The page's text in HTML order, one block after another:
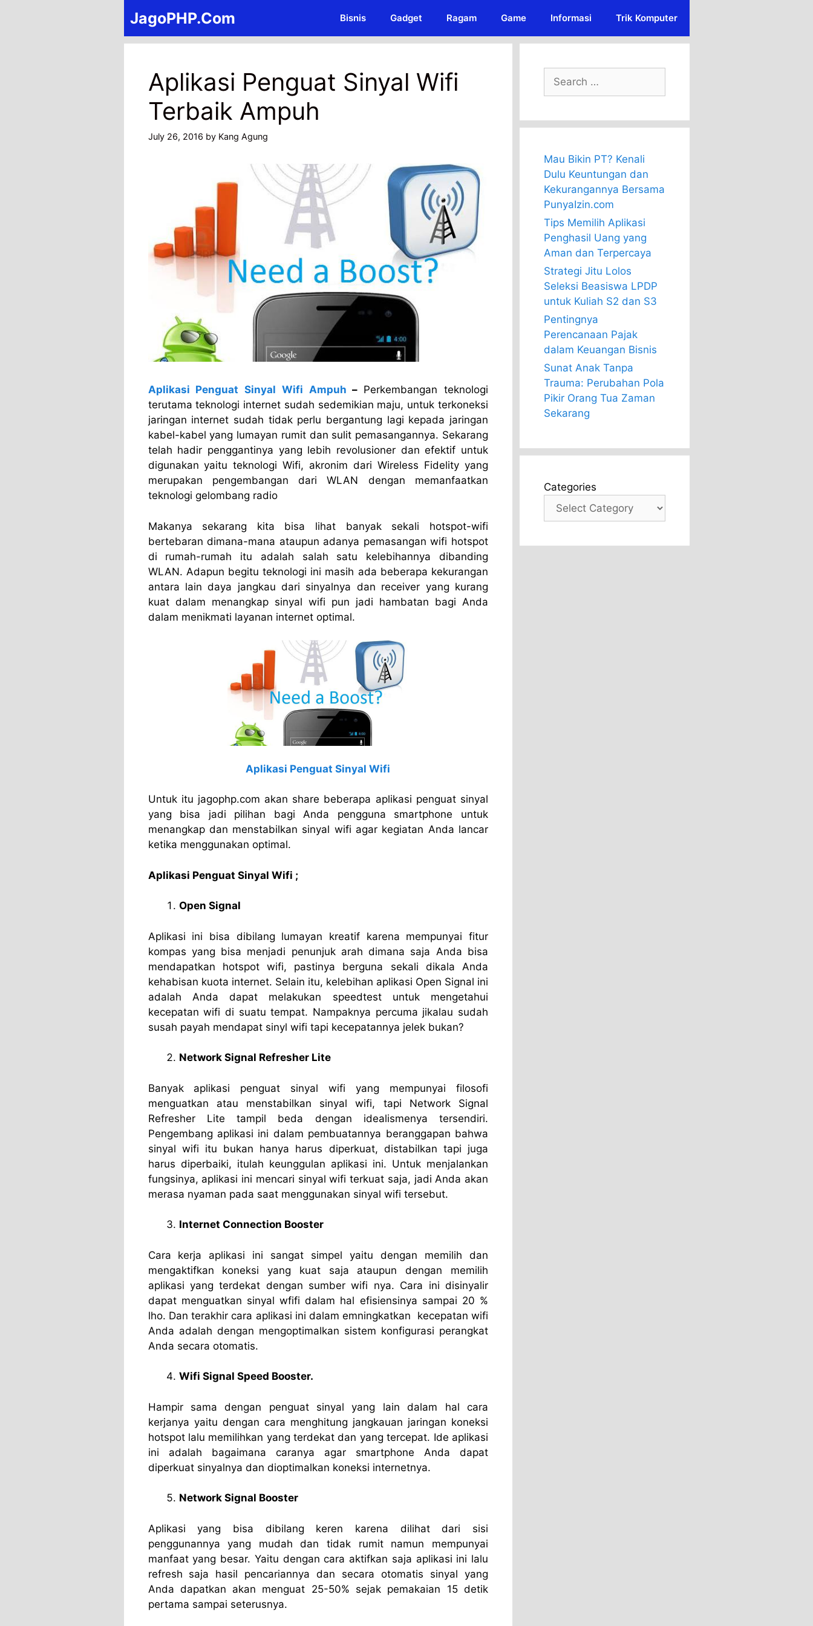
JagoPHP.Com Bisnis Gadget Ragam Game Informasi Trik Komputer
Aplikasi Penguat Sinyal Wifi
Terbaik Ampuh
July 26, 2016 by Kang Agung
Aplikasi Penguat Sinyal Wifi Ampuh – Perkembangan teknologi
terutama teknologi internet sudah sedemikian maju, untuk terkoneksi
jaringan internet sudah tidak perlu bergantung lagi kepada jaringan
kabel-kabel yang lumayan rumit dan sulit pemasangannya. Sekarang
telah hadir penggantinya yang lebih revolusioner dan efektif untuk
digunakan yaitu teknologi Wifi, akronim dari Wireless Fidelity yang
merupakan pengembangan dari WLAN dengan memanfaatkan
teknologi gelombang radio
Makanya sekarang kita bisa lihat banyak sekali hotspot-wifi
bertebaran dimana-mana ataupun adanya pemasangan wifi hotspot
di rumah-rumah itu adalah salah satu kelebihannya dibanding
WLAN. Adapun begitu teknologi ini masih ada beberapa kekurangan
antara lain daya jangkau dari sinyalnya dan receiver yang kurang
kuat dalam menangkap sinyal wifi pun jadi hambatan bagi Anda
dalam menikmati layanan internet optimal.
Aplikasi Penguat Sinyal Wifi
Untuk itu jagophp.com akan share beberapa aplikasi penguat sinyal
yang bisa jadi pilihan bagi Anda pengguna smartphone untuk
menangkap dan menstabilkan sinyal wifi agar kegiatan Anda lancar
ketika menggunakan optimal.
Aplikasi Penguat Sinyal Wifi ;
Open Signal
Aplikasi ini bisa dibilang lumayan kreatif karena mempunyai fitur
kompas yang bisa menjadi penunjuk arah dimana saja Anda bisa
mendapatkan hotspot wifi, pastinya berguna sekali dikala Anda
kehabisan kuota internet. Selain itu, kelebihan aplikasi Open Signal ini
adalah Anda dapat melakukan speedtest untuk mengetahui
kecepatan wifi di suatu tempat. Nampaknya percuma jikalau sudah
susah payah mendapat sinyl wifi tapi kecepatannya jelek bukan?
Network Signal Refresher Lite
Banyak aplikasi penguat sinyal wifi yang mempunyai filosofi
menguatkan atau menstabilkan sinyal wifi, tapi Network Signal
Refresher Lite tampil beda dengan idealismenya tersendiri.
Pengembang aplikasi ini dalam pembuatannya beranggapan bahwa
sinyal wifi itu bukan hanya harus diperkuat, distabilkan tapi juga
harus diperbaiki, itulah keunggulan aplikasi ini. Untuk menjalankan
fungsinya, aplikasi ini mencari sinyal wifi terkuat saja, jadi Anda akan
merasa nyaman pada saat menggunakan sinyal wifi tersebut.
Internet Connection Booster
Cara kerja aplikasi ini sangat simpel yaitu dengan memilih dan
mengaktifkan koneksi yang kuat saja ataupun dengan memilih
aplikasi yang terdekat dengan sumber wifi nya. Cara ini disinyalir
dapat menguatkan sinyal wfifi dalam hal efisiensinya sampai 20 %
lho. Dan terakhir cara aplikasi ini dalam emningkatkan kecepatan wifi
Anda adalah dengan mengoptimalkan sistem konfigurasi perangkat
Anda secara otomatis.
Wifi Signal Speed Booster.
Hampir sama dengan penguat sinyal yang lain dalam hal cara
kerjanya yaitu dengan cara menghitung jangkauan jaringan koneksi
hotspot lalu memilihkan yang terdekat dan yang tercepat. Ide aplikasi
ini adalah bagaimana caranya agar smartphone Anda dapat
diperkuat sinyalnya dan dioptimalkan koneksi internetnya.
Network Signal Booster
Aplikasi yang bisa dibilang keren karena dilihat dari sisi
penggunannya yang mudah dan tidak rumit namun mempunyai
manfaat yang besar. Yaitu dengan cara aktifkan saja aplikasi ini lalu
refresh saja hasil pencariannya dan secara otomatis sinyal yang
Anda dapatkan akan menguat 25-50% sejak pemakaian 15 detik
pertama sampai seterusnya.
Search
for:
Mau Bikin PT? Kenali
Dulu Keuntungan dan
Kekurangannya Bersama
PunyaIzin.com
Tips Memilih Aplikasi
Penghasil Uang yang
Aman dan Terpercaya
Strategi Jitu Lolos
Seleksi Beasiswa LPDP
untuk Kuliah S2 dan S3
Pentingnya
Perencanaan Pajak
dalam Keuangan Bisnis
Sunat Anak Tanpa
Trauma: Perubahan Pola
Pikir Orang Tua Zaman
Sekarang
Categories